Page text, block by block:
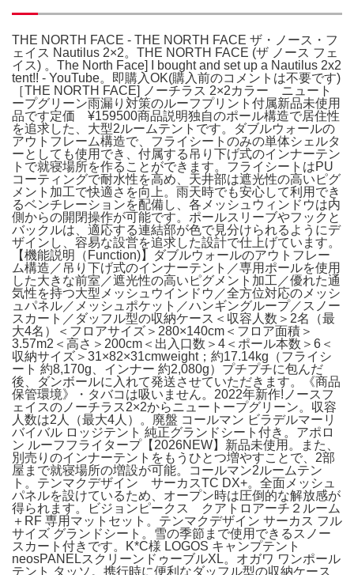
THE NORTH FACE - THE NORTH FACE ザ・ノース・フ
ェイス Nautilus 2×2。THE NORTH FACE (ザ ノース フェ
イス) 。The North Face] I bought and set up a Nautilus 2x2
tent!! - YouTube。即購入OK(購入前のコメントは不要です)
［THE NORTH FACE] ノーチラス 2×2カラー ニュート
ープグリーン雨漏り対策のルーフプリント付属新品未使用
品です定価 ¥159500商品説明独自のポール構造で居住性
を追求した、大型2ルームテントです。ダブルウォールの
アウトフレーム構造で、フライシートのみの単体シェルタ
ーとしても使用でき、付属する吊り下げ式のインナーテン
トで就寝場所を作ることができます。フライシートはPU
コーティングで耐水性を高め、天井部は遮光性の高いピグ
メント加工で快適さを向上。雨天時でも安心して利用でき
るベンチレーションを配備し、各メッシュウィンドウは内
側からの開閉操作が可能です。ポールスリーブやフックと
バックルは、適応する連結部が色で見分けられるようにデ
ザインし、容易な設営を追求した設計で仕上げています。
【機能説明（Function)】ダブルウォールのアウトフレー
ム構造／吊り下げ式のインナーテント／専用ポールを使用
した大きな前室／遮光性の高いピグメント加工／優れた通
気性を持つ大型メッシュウインドウ／全方位対応のメッシ
ュパネル／メッシュポケット／ハンギングループ／スノー
スカート／ダッフル型の収納ケース＜収容人数＞2名（最
大4名）＜フロアサイズ＞280×140cm＜フロア面積＞
3.57m2＜高さ＞200cm＜出入口数＞4＜ポール本数＞6＜
収納サイズ＞31×82×31cmweight；約17.14kg（フライシ
ート 約8,170g、インナー 約2,080g）プチプチに包んだ
後、ダンボールに入れて発送させていただきます。《商品
保管環境》・タバコは吸いません。2022年新作!ノースフ
ェイスのノーチラス2×2からニュートープグリーン。収容
人数は2人（最大4人）。廃盤 コールマン ビラデルマーリ
バイバル ロッジテント 純正グランドシート付き。アポロ
ン ルーフフライタープ【2026NEW】新品未使用。また、
別売りのインナーテントをもうひとつ増やすことで、2部
屋まで就寝場所の増設が可能。コールマン2ルームテン
ト。テンマクデザイン サーカスTC DX+。全面メッシュ
パネルを設けているため、オープン時は圧倒的な解放感が
得られます。ビジョンピークス クアトロアーチ２ルーム
＋RF 専用マットセット。テンマクデザイン サーカス フル
サイズ グランドシート。雪の季節まで使用できるスノー
スカート付きです。K*C様 LOGOS キャンプテント
neosPANELスクリーンドゥーブルXL。オガワ ワンポール
テント タッソ。携行時に便利なダッフル型の収納ケース